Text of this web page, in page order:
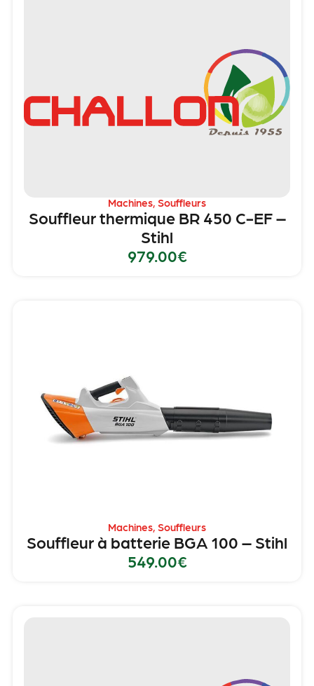
Machines, Souffleurs
Souffleur thermique BR 450 C-EF –
Stihl
979.00€
Machines, Souffleurs
Souffleur à batterie BGA 100 – Stihl
549.00€